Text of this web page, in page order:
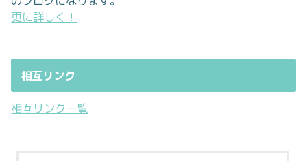
更に詳しく！
相互リンク
相互リンク一覧